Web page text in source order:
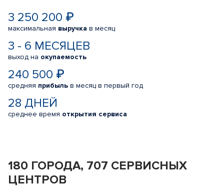
3 250 200 ₽
максимальная выручка в месяц
3 - 6 МЕСЯЦЕВ
выход на окупаемость
240 500 ₽
средняя прибыль в месяц в первый год
28 ДНЕЙ
среднее время открытия сервиса
180 ГОРОДА, 707 СЕРВИСНЫХ
ЦЕНТРОВ